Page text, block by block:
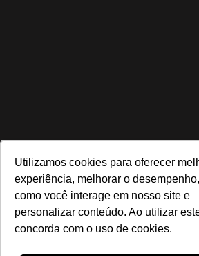
Utilizamos cookies para oferecer
experiência, melhorar o
como você interage em nosso site e
personalizar conteúdo. Ao utilizar
concorda com o uso de cookies.
Navegue no site
Últimas notícias Quem somos E-
Política de privacidade